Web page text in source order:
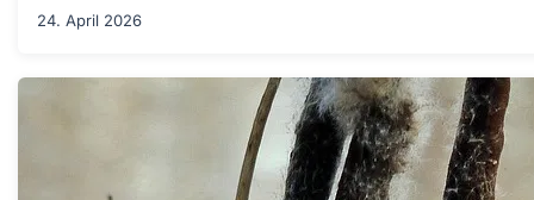
24. April 2026